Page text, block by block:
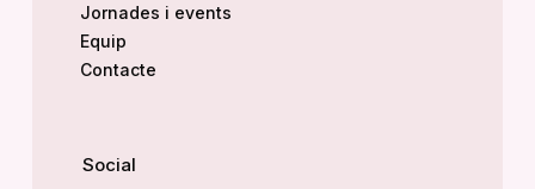
Jornades i events
Equip
Contacte
Social